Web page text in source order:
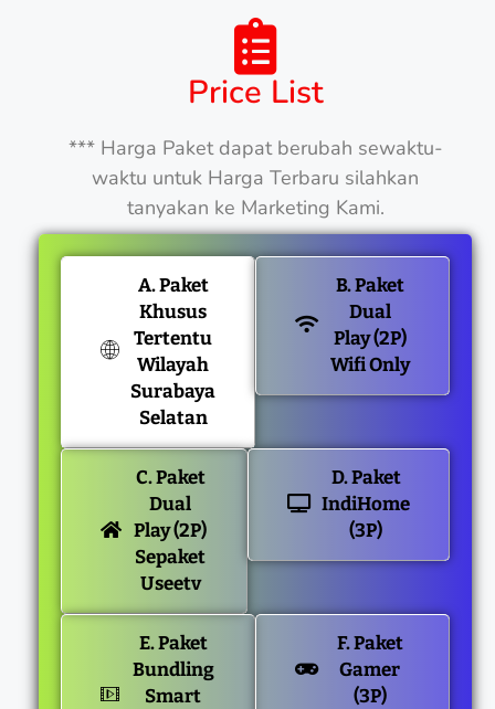
Price List
*** Harga Paket dapat berubah sewaktu-
waktu untuk Harga Terbaru silahkan
tanyakan ke Marketing Kami.
A. Paket
Khusus
Tertentu
Wilayah
Surabaya
Selatan
B. Paket
Dual
Play (2P)
Wifi Only
C. Paket
Dual
Play (2P)
Sepaket
Useetv
D. Paket
IndiHome
(3P)
E. Paket
Bundling
Smart
F. Paket
Gamer
(3P)